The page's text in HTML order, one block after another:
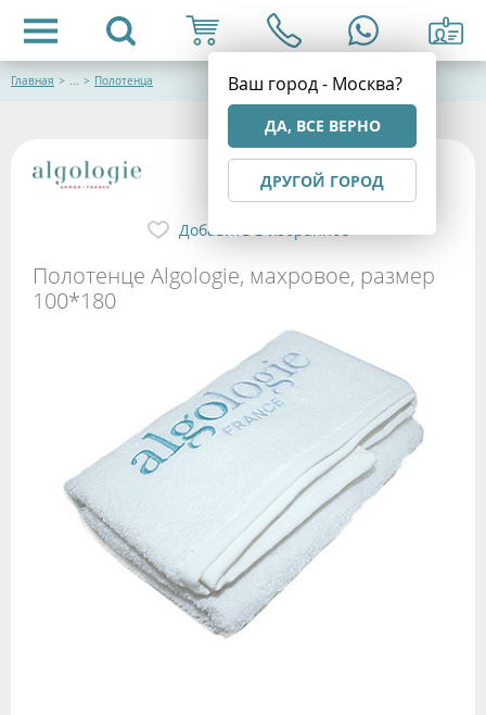
Ваш город - Москва?
ДА, ВСЕ ВЕРНО
ДРУГОЙ ГОРОД
Главная > ... > Полотенца
Полотенце Algologie, махровое, размер
100*180
Добавить в избранное